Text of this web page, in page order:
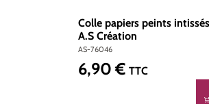
Colle papiers peints
A.S Création
AS-76046
Prix régulier :
6,90 € TTC